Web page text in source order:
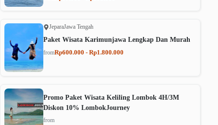
JeparaJawa Tengah
Paket Wisata Karimunjawa Lengkap Dan Murah
fromRp600.000 - Rp1.800.000
Promo Paket Wisata Keliling Lombok 4H/3M
Diskon 10% LombokJourney
from